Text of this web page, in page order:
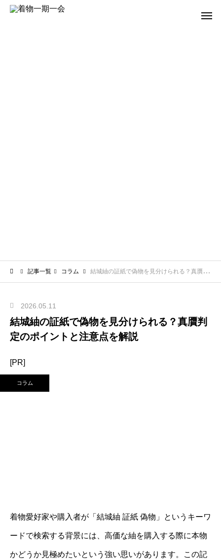
記事一覧 コラム 結城紬の証紙で偽物を見分けられる？真贋判定のポイントと注意点を解説
2026.05.11
結城紬の証紙で偽物を見分けられる？真贋判
定のポイントと注意点を解説
[PR]
コラム
着物愛好家や購入者が「結城紬 証紙 偽物」というキーワ
ードで検索する背景には、高価な紬を購入する際に本物
かどうか見極めたいという強い思いがあります。この記